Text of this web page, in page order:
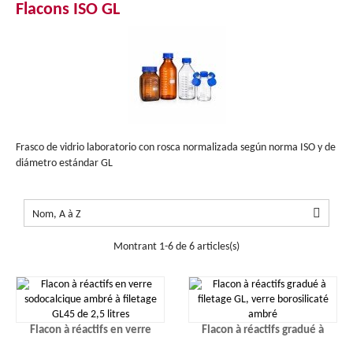
Flacons ISO GL
Frasco de vidrio laboratorio con rosca normalizada según norma ISO y de
diámetro estándar GL
Nom, A à Z 
Montrant 1-6 de 6 articles(s)
Flacon à réactifs en verre
Flacon à réactifs gradué à